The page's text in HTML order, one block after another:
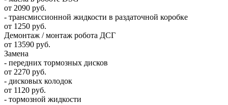
от 2090 руб.
- трансмиссионной жидкости в раздаточной коробке
от 1250 руб.
Демонтаж / монтаж робота ДСГ
от 13590 руб.
Замена
- передних тормозных дисков
от 2270 руб.
- дисковых колодок
от 1120 руб.
- тормозной жидкости